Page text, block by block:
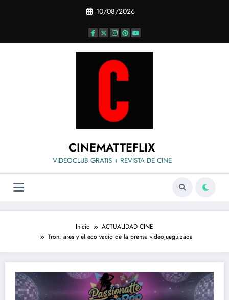
10/08/2026
CINEMATTEFLIX
VIDEOCLUB GRATIS + REVISTA DE CINE
Inicio
ACTUALIDAD CINE
Tron: ares y el eco vacío de la prensa videojueguizada